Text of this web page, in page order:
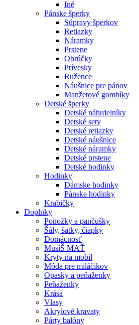
Iné
Pánske šperky
Súpravy šperkov
Retiazky
Náramky
Prstene
Obrúčky
Prívesky
Ružence
Náušnice pre pánov
Manžetové gombíky
Detské šperky
Detské náhrdelníky
Detské sety
Detské retiazky
Detské náušnice
Detské náramky
Detské prstene
Detské hodinky
Hodinky
Dámske hodinky
Pánske hodinky
Krabičky
Doplnky
Ponožky a pančušky
Šály, šatky, čiapky
Domácnosť
MusíŠ MAŤ
Kryty na mobil
Móda pre miláčikov
Opasky a peňaženky
Peňaženky
Krása
Vlasy
Akrylové kravaty
Párty balóny